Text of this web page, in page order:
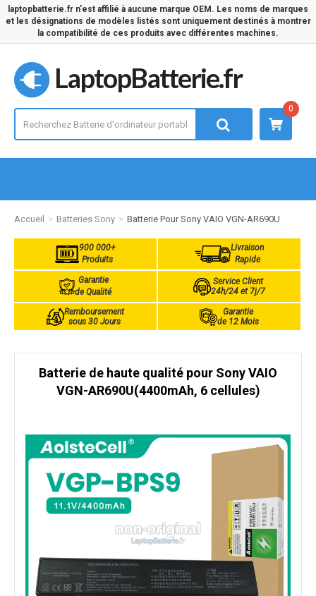
laptopbatterie.fr n'est affilié à aucune marque OEM. Les noms de marques
et les désignations de modèles listés sont uniquement destinés à montrer
la compatibilité de ces produits avec différentes machines.
LaptopBatterie.fr
0
Accueil Batteries Sony Batterie Pour Sony VAIO VGN-AR690U
900 000+
Produits
Livraison
Rapide
Garantie
de Qualité
Service Client
24h/24 et 7j/7
Remboursement
sous 30 Jours
Garantie
de 12 Mois
Batterie de haute qualité pour Sony VAIO
VGN-AR690U(4400mAh, 6 cellules)